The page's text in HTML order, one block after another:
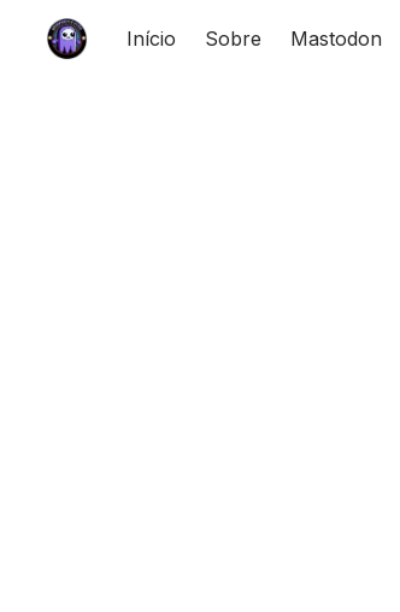
Início Sobre Mastodon